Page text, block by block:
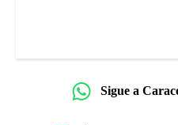
Sigue a